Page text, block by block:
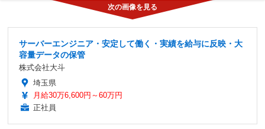
サーバーエンジニア・安定して働く・実績を給与に反映・大
容量データの保管
株式会社大斗
埼玉県
月給30万6,600円～60万円
正社員